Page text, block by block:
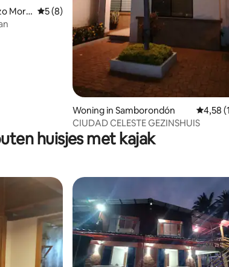
40 recensies
More Gemiddelde beoordeling van 5 op 5, 8
5 (8)
Woning in Samborondón
4,58
CIUDAD CELESTE GEZINSHUIS
huisjes met kajak